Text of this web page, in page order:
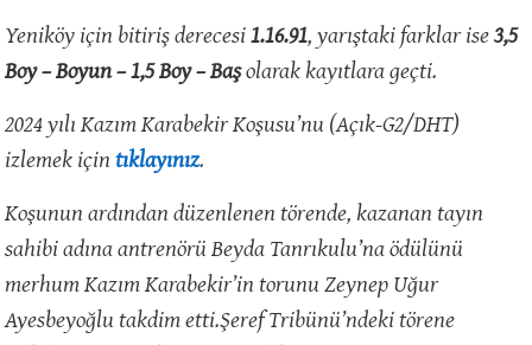
Yeniköy için bitiriş derecesi1.16.91, yarıştaki farklar ise3,5
Boy – Boyun – 1,5 Boy – Başolarak kayıtlara geçti.
2024 yılı Kazım Karabekir Koşusu’nu (Açık-G2/DHT)
izlemek içintıklayınız.
Koşunun ardından düzenlenen törende, kazanan tayın
sahibi adına antrenörü Beyda Tanrıkulu’na ödülünü
merhum Kazım Karabekir’in torunu Zeynep Uğur
Ayesbeyoğlu takdim etti.Şeref Tribünü’ndeki törene